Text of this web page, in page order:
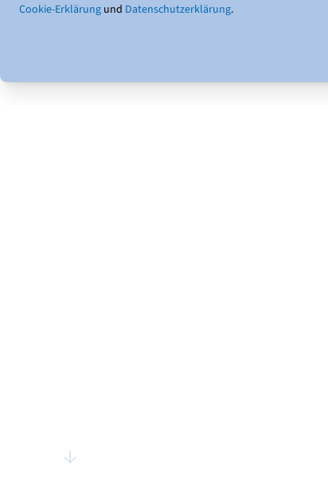
Cookie-Erklärung und Datenschutzerklärung.